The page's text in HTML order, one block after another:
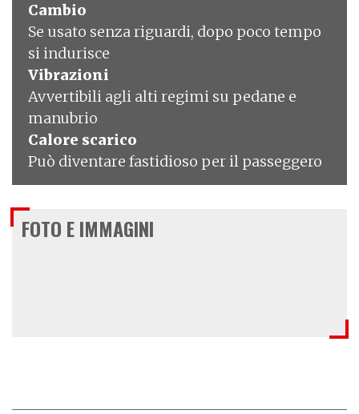
Cambio
Se usato senza riguardi, dopo poco tempo
si indurisce
Vibrazioni
Avvertibili agli alti regimi su pedane e
manubrio
Calore scarico
Può diventare fastidioso per il passeggero
FOTO E IMMAGINI